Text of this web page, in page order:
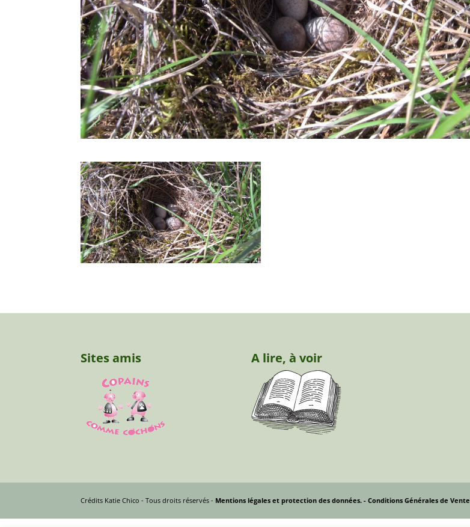
Sites amis A lire, à voir
Crédits Katie Chico - Tous droits réservés - Mentions légales et protection des données. - Conditions Générales de Vente